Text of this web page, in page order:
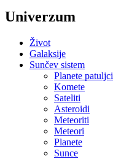
Univerzum
Život
Galaksije
Sunčev sistem
Planete patuljci
Komete
Sateliti
Asteroidi
Meteoriti
Meteori
Planete
Sunce